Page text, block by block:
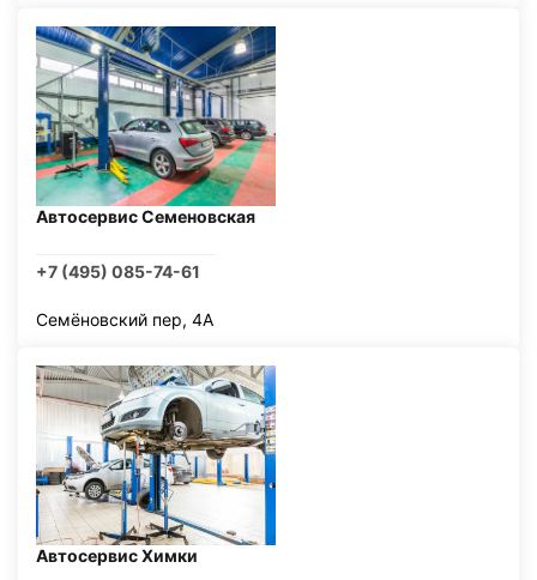
Автосервис Семеновская
+7 (495) 085-74-61
Семёновский пер, 4А
Автосервис Химки